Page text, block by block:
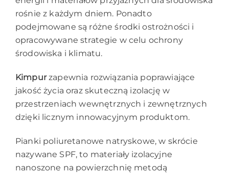
rośnie z każdym dniem. Ponadto
podejmowane są różne środki ostrożności i
opracowywane strategie w celu ochrony
środowiska i klimatu.
Kimpurzapewnia rozwiązania poprawiające
jakość życia oraz skuteczną izolację w
przestrzeniach wewnętrznych i zewnętrznych
dzięki licznym innowacyjnym produktom.
Pianki poliuretanowe natryskowe, w skrócie
nazywane SPF, to materiały izolacyjne
nanoszone na powierzchnię metodą